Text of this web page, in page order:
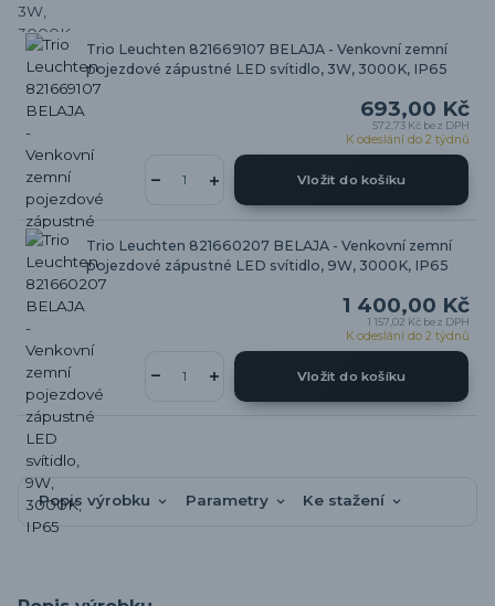
Trio Leuchten 821669107 BELAJA - Venkovní zemní
pojezdové zápustné LED svítidlo, 3W, 3000K, IP65
693,00 Kč
572,73 Kč bez DPH
K odeslání do 2 týdnů
Vložit do košíku
Trio Leuchten 821660207 BELAJA - Venkovní zemní
pojezdové zápustné LED svítidlo, 9W, 3000K, IP65
1 400,00 Kč
1 157,02 Kč bez DPH
K odeslání do 2 týdnů
Vložit do košíku
Popis výrobku Parametry Ke stažení